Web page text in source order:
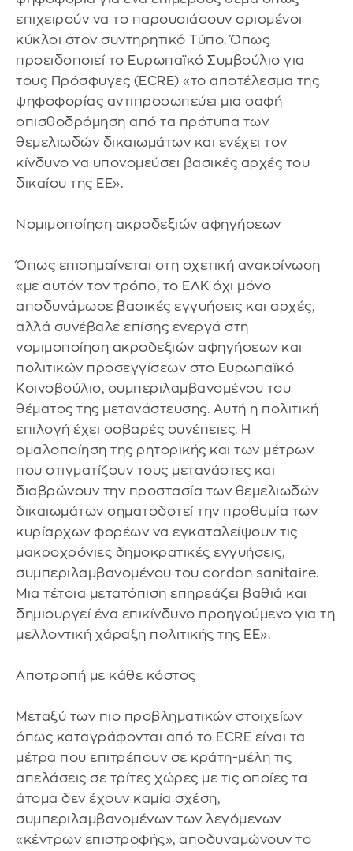
επιχειρούν να το παρουσιάσουν ορισμένοι
κύκλοι στον συντηρητικό Τύπο. Όπως
προειδοποιεί το Ευρωπαϊκό Συμβούλιο για
τους Πρόσφυγες (ECRE) «το αποτέλεσμα της
ψηφοφορίας αντιπροσωπεύει μια σαφή
οπισθοδρόμηση από τα πρότυπα των
θεμελιωδών δικαιωμάτων και ενέχει τον
κίνδυνο να υπονομεύσει βασικές αρχές του
δικαίου της ΕΕ».
Νομιμοποίηση ακροδεξιών αφηγήσεων
Όπως επισημαίνεται στη σχετική ανακοίνωση
«με αυτόν τον τρόπο, το ΕΛΚ όχι μόνο
αποδυνάμωσε βασικές εγγυήσεις και αρχές,
αλλά συνέβαλε επίσης ενεργά στη
νομιμοποίηση ακροδεξιών αφηγήσεων και
πολιτικών προσεγγίσεων στο Ευρωπαϊκό
Κοινοβούλιο, συμπεριλαμβανομένου του
θέματος της μετανάστευσης. Αυτή η πολιτική
επιλογή έχει σοβαρές συνέπειες. Η
ομαλοποίηση της ρητορικής και των μέτρων
που στιγματίζουν τους μετανάστες και
διαβρώνουν την προστασία των θεμελιωδών
δικαιωμάτων σηματοδοτεί την προθυμία των
κυρίαρχων φορέων να εγκαταλείψουν τις
μακροχρόνιες δημοκρατικές εγγυήσεις,
συμπεριλαμβανομένου του cordon sanitaire.
Μια τέτοια μετατόπιση επηρεάζει βαθιά και
δημιουργεί ένα επικίνδυνο προηγούμενο για τη
μελλοντική χάραξη πολιτικής της ΕΕ».
Αποτροπή με κάθε κόστος
Μεταξύ των πιο προβληματικών στοιχείων
όπως καταγράφονται από το ECRE είναι τα
μέτρα που επιτρέπουν σε κράτη-μέλη τις
απελάσεις σε τρίτες χώρες με τις οποίες τα
άτομα δεν έχουν καμία σχέση,
συμπεριλαμβανομένων των λεγόμενων
«κέντρων επιστροφής», αποδυναμώνουν το